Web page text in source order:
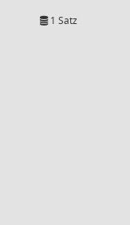
1 Satz